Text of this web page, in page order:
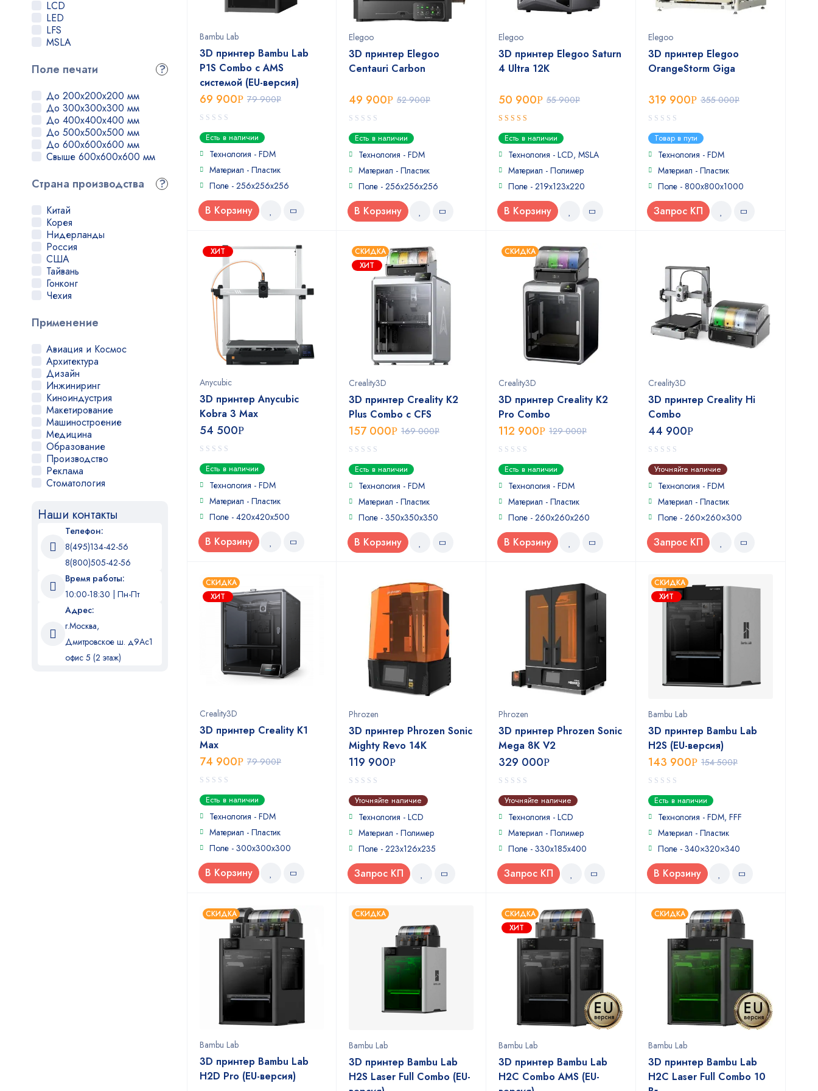
HardLight
UniFormation
LCD
LED
LFS
MSLA
Поле печати ?
До 200x200x200 мм
До 300x300x300 мм
До 400x400x400 мм
До 500x500x500 мм
До 600x600x600 мм
Свыше 600x600x600 мм
Страна производства ?
Китай
Корея
Нидерланды
Россия
США
Тайвань
Гонконг
Чехия
Применение
Авиация и Космос
Архитектура
Дизайн
Инжиниринг
Киноиндустрия
Макетирование
Машиностроение
Медицина
Образование
Производство
Реклама
Стоматология
Ювелирное дело
Наши контакты
Телефон:
8(495)134-42-56
8(800)505-42-56
Время работы:
10:00-18:30 | Пн-Пт
Адрес:
г.Москва,
Дмитровское ш. д9Ас1
офис 5 (2 этаж)
Bambu Lab
3D принтер Bambu Lab
P1S Combo с AMS
системой (EU-версия)
79 900Р
69 900Р
0
out
of
Есть в наличии
Технология - FDM
Материал - Пластик
Поле - 256х256х256
В Корзину
Elegoo
3D принтер Elegoo
Centauri Carbon
52 900Р
49 900Р
0
out
of
Есть в наличии
Технология - FDM
Материал - Пластик
Поле - 256x256x256
В Корзину
Elegoo
3D принтер Elegoo Saturn
4 Ultra 12К
55 900Р
50 900Р
5out of 5
Есть в наличии
Технология - LCD, MSLA
Материал - Полимер
Поле - 219x123x220
В Корзину
Elegoo
3D принтер Elegoo
OrangeStorm Giga
355 000Р
319 900Р
0
out
of
Товар в пути
Технология - FDM
Материал - Пластик
Поле - 800x800x1000
Запрос КП
ХИТ
Anycubic
3D принтер Anycubic
Kobra 3 Max
54 500Р
0
out
of
Есть в наличии
Технология - FDM
Материал - Пластик
Поле - 420x420x500
В Корзину
СКИДКА
ХИТ
Creality3D
3D принтер Creality K2
Plus Combo c CFS
169 000Р
157 000Р
0
out
of
Есть в наличии
Технология - FDM
Материал - Пластик
Поле - 350x350x350
В Корзину
СКИДКА
Creality3D
3D принтер Creality K2
Pro Combo
129 000Р
112 900Р
0
out
of
Есть в наличии
Технология - FDM
Материал - Пластик
Поле - 260х260х260
В Корзину
Creality3D
3D принтер Creality Hi
Combo
44 900Р
0
out
of
Уточняйте наличие
Технология - FDM
Материал - Пластик
Поле - 260×260×300
Запрос КП
СКИДКА
ХИТ
Creality3D
3D принтер Creality K1
Max
79 900Р
74 900Р
0
out
of
Есть в наличии
Технология - FDM
Материал - Пластик
Поле - 300х300х300
В Корзину
Phrozen
3D принтер Phrozen Sonic
Mighty Revo 14K
119 900Р
0
out
of
Уточняйте наличие
Технология - LCD
Материал - Полимер
Поле - 223x126x235
Запрос КП
Phrozen
3D принтер Phrozen Sonic
Mega 8K V2
329 000Р
0
out
of
Уточняйте наличие
Технология - LCD
Материал - Полимер
Поле - 330х185х400
Запрос КП
СКИДКА
ХИТ
Bambu Lab
3D принтер Bambu Lab
H2S (EU-версия)
154 500Р
143 900Р
0
out
of
Есть в наличии
Технология - FDM, FFF
Материал - Пластик
Поле - 340×320×340
В Корзину
СКИДКА
Bambu Lab
3D принтер Bambu Lab
H2D Pro (EU-версия)
СКИДКА
Bambu Lab
3D принтер Bambu Lab
H2S Laser Full Combo (EU-
СКИДКА
ХИТ
Bambu Lab
3D принтер Bambu Lab
H2C Combo AMS (EU-
СКИДКА
Bambu Lab
3D принтер Bambu Lab
H2C Laser Full Combo 10